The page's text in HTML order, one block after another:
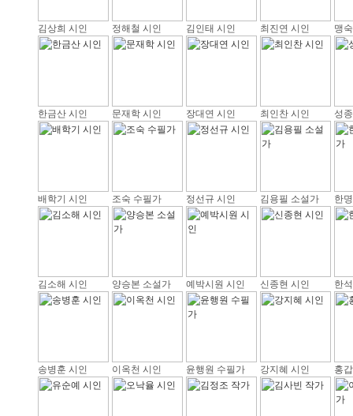
김상희 시인 정해철 시인 김인태 시인 최진연 시인 맹
한금산 시인 문재학 시인 장대연 시인 최인찬 시인 성
배학기 시인 조숙 수필가 정선규 시인 김용필 소설가 한
김소해 시인 양승본 소설가 예박시원 시인 신종현 시인 한
송병훈 시인 이옥천 시인 윤행원 수필가 강지혜 시인 홍